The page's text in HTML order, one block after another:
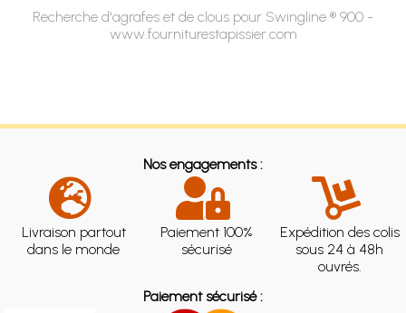
Recherche d'agrafes et de clous pour Swingline ® 900 -
www.fourniturestapissier.com
Nos engagements :
Livraison partout
dans le monde
Paiement 100%
sécurisé
Expédition des colis
sous 24 à 48h
ouvrés.
Paiement sécurisé :